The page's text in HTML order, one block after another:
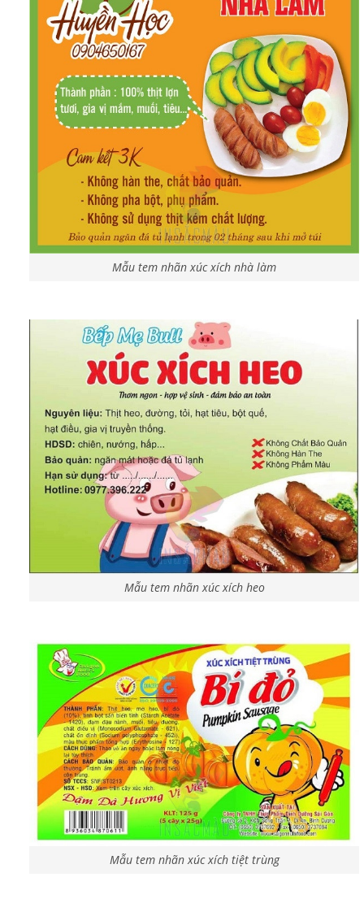
Mẫu tem nhãn xúc xích nhà làm
Mẫu tem nhãn xúc xích heo
Mẫu tem nhãn xúc xích tiệt trùng